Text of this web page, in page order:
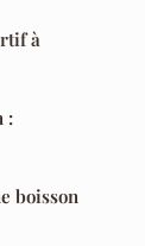
à
:
boisson